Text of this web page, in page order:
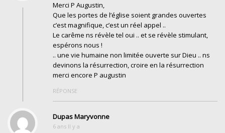
Merci P Augustin,
Que les portes de l’église soient grandes ouvertes
c’est magnifique, c’est un réel appel ..
Le carême ns révèle tel oui .. et se révèle stimulant,
espérons nous !
.. une vie humaine non limitée ouverte sur Dieu .. ns
devinons la résurrection, croire en la résurrection
merci encore P augustin
RÉPONSE
Dupas Maryvonne
6 ans Il y a